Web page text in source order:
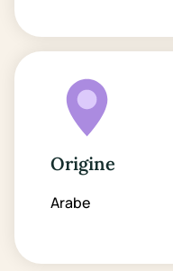
Origine
Arabe